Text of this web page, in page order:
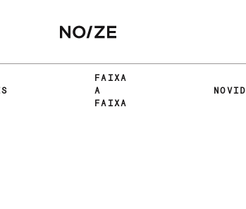
FAIXA
A
FAIXA